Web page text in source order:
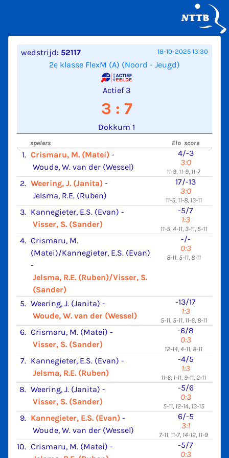
wedstrijd: 52117 18-10-2025 13:30
2e klasse FlexM (A) (Noord - Jeugd)
Actief 3
3 : 7
Dokkum 1
spelers Elo score
1. Crismaru, M. (Matei) -
Woude, W. van der (Wessel)
4/-3
3:0
11-9, 11-9, 11-7
2. Weering, J. (Janita) -
Jelsma, R.E. (Ruben)
17/-13
3:0
11-5, 11-8, 13-11
3. Kannegieter, E.S. (Evan) -
Visser, S. (Sander)
-5/7
1:3
11-5, 4-11, 3-11, 5-11
4. Crismaru, M.
(Matei)/Kannegieter, E.S. (Evan)
-
Jelsma, R.E. (Ruben)/Visser, S.
(Sander)
-/-
0:3
8-11, 5-11, 8-11
5. Weering, J. (Janita) -
Woude, W. van der (Wessel)
-13/17
1:3
5-11, 5-11, 11-6, 8-11
6. Crismaru, M. (Matei) -
Visser, S. (Sander)
-6/8
0:3
12-14, 4-11, 8-11
7. Kannegieter, E.S. (Evan) -
Jelsma, R.E. (Ruben)
-4/5
1:3
11-6, 1-11, 9-11, 2-11
8. Weering, J. (Janita) -
Visser, S. (Sander)
-5/6
0:3
5-11, 12-14, 13-15
9. Kannegieter, E.S. (Evan) -
Woude, W. van der (Wessel)
6/-5
3:1
7-11, 11-7, 14-12, 11-9
10. Crismaru, M. (Matei) -
-5/7
0:3